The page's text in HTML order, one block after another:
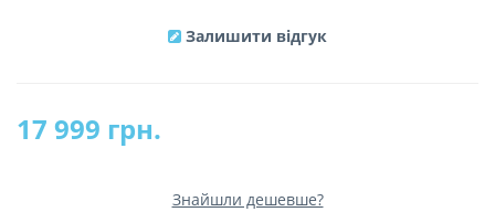
Залишити відгук
17 999 грн.
Знайшли дешевше?